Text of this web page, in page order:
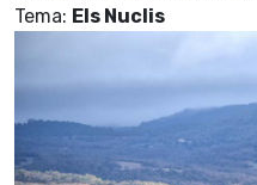
Tema: Els Nuclis